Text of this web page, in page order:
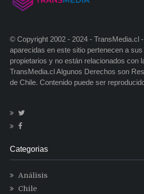
© Copyright 2002 - 2024 - TransMedia.cl
aparecidas en este sitio pertenecen a
propietarios y no están relacionados con
TransMedia.cl Algunos Derechos son
de Chile. Contenido puede ser
Categorias
Análisis
Chile